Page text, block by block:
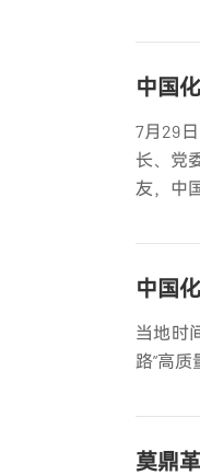
中国
7月29
长、党
友，中
中国
当地时
路”高质
莫鼎